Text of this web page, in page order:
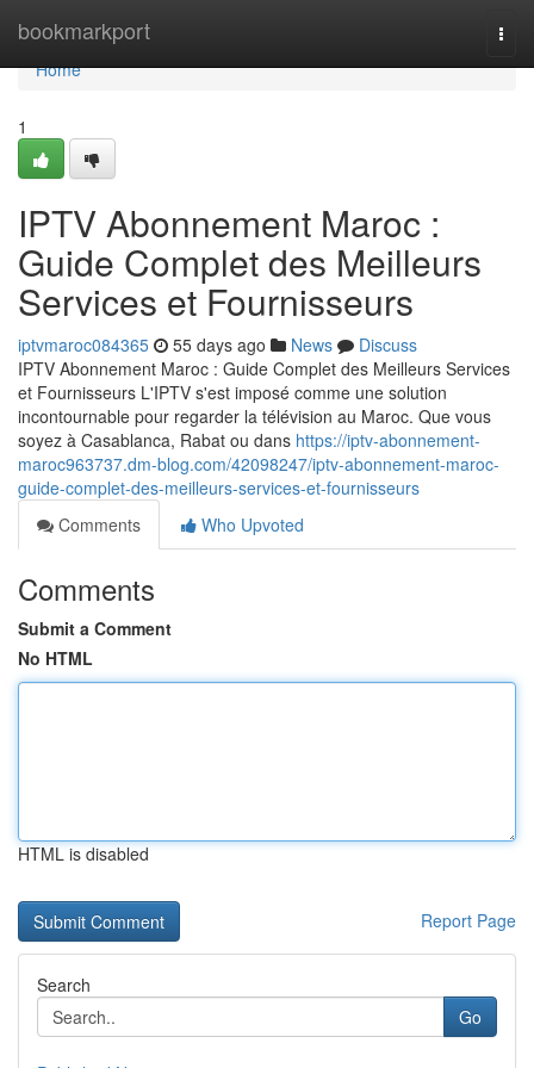
bookmarkport
Home
Home
1
IPTV Abonnement Maroc :
Guide Complet des Meilleurs
Services et Fournisseurs
iptvmaroc084365 55 days ago News
Discuss
IPTV Abonnement Maroc : Guide Complet des Meilleurs Services
et Fournisseurs L'IPTV s'est imposé comme une solution
incontournable pour regarder la télévision au Maroc. Que vous
soyez à Casablanca, Rabat ou dans https://iptv-abonnement-
maroc963737.dm-blog.com/42098247/iptv-abonnement-maroc-
guide-complet-des-meilleurs-services-et-fournisseurs
Comments
Who Upvoted
Comments
Submit a Comment
No HTML
HTML is disabled
Report Page
Search
Go